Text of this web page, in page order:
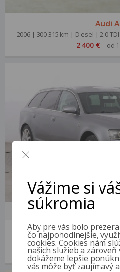
Audi
2006 | 300 315 km | Diesel | 2.0 TDI
2 400 € od
Audi
2007 | 344 400 km | Diesel | 3.0 TDI
2 100 € od
Vážime si
súkromia
Aby pre vás bolo
čo najpohodlnejšie,
cookies. Cookies nám
našich služieb a zároveň
dokážeme lepšie
vás môže byť zaujímavý